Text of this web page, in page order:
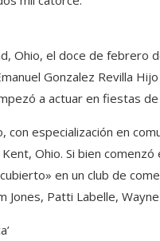
Ohio, el doce de febrero
Gonzalez Revilla
a actuar en fiestas
con especialización en
Ohio. Si bien
en un club de
Jones, Patti Labelle,